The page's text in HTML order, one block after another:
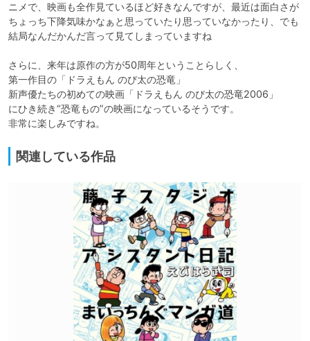
ニメで、映画も全作見ているほど好きなんですが、最近は面白さが
ちょっち下降気味かなぁと思っていたり思っていなかったり、でも
結局なんだかんだ言って見てしまっていますね
さらに、来年は原作の方が50周年ということらしく、
第一作目の「ドラえもん のび太の恐竜」
新声優たちの初めての映画「ドラえもん のび太の恐竜2006」
にひき続き“恐竜もの”の映画になっているそうです。
非常に楽しみですね。
関連している作品